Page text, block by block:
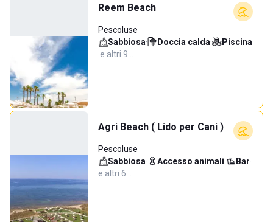
Reem Beach
Pescoluse
Sabbiosa· Doccia calda·
Piscina
·e altri 9…
Agri Beach ( Lido per Cani )
Pescoluse
Sabbiosa· Accesso animali· Bar·
e altri 6…